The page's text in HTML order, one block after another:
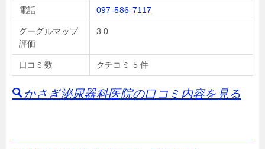
電話 097-586-7117
グーグルマップ
評価
3.0
口コミ数 クチコミ 5 件
かさぎ泌尿器科医院の口コミ内容を見る